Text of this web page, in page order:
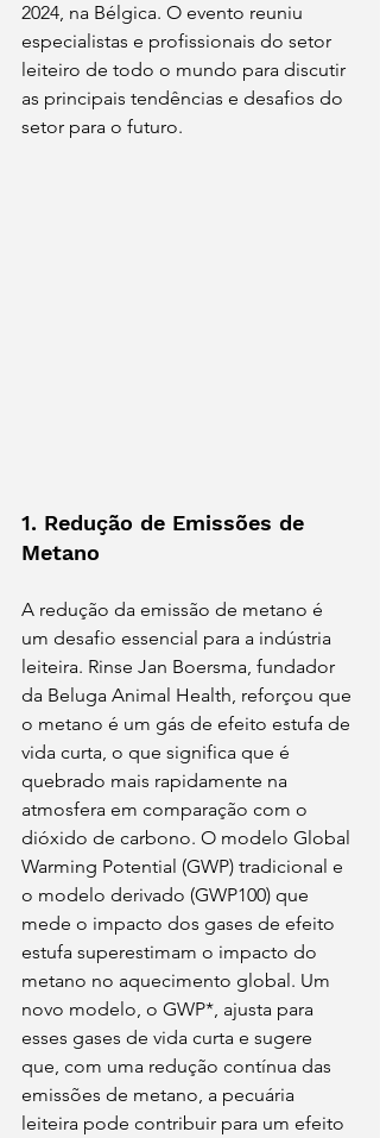
2024, na Bélgica. O evento reuniu
especialistas e profissionais do setor
leiteiro de todo o mundo para discutir
as principais tendências e desafios do
setor para o futuro.
1. Redução de Emissões de
Metano
A redução da emissão de metano é
um desafio essencial para a indústria
leiteira. Rinse Jan Boersma, fundador
da Beluga Animal Health, reforçou que
o metano é um gás de efeito estufa de
vida curta, o que significa que é
quebrado mais rapidamente na
atmosfera em comparação com o
dióxido de carbono. O modelo Global
Warming Potential (GWP) tradicional e
o modelo derivado (GWP100) que
mede o impacto dos gases de efeito
estufa superestimam o impacto do
metano no aquecimento global. Um
novo modelo, o GWP*, ajusta para
esses gases de vida curta e sugere
que, com uma redução contínua das
emissões de metano, a pecuária
leiteira pode contribuir para um efeito